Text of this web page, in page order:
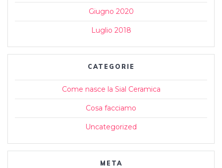
Giugno 2020
Luglio 2018
CATEGORIE
Come nasce la Sial Ceramica
Cosa facciamo
Uncategorized
META